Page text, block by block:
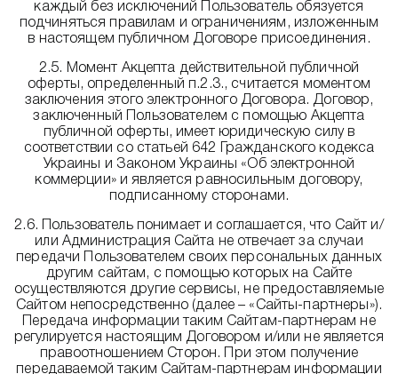
каждый без исключений Пользователь обязуется
подчиняться правилам и ограничениям, изложенным
в настоящем публичном Договоре присоединения.
2.5. Момент Акцепта действительной публичной
оферты, определенный п.2.3., считается моментом
заключения этого электронного Договора. Договор,
заключенный Пользователем с помощью Акцепта
публичной оферты, имеет юридическую силу в
соответствии со статьей 642 Гражданского кодекса
Украины и Законом Украины «Об электронной
коммерции» и является равносильным договору,
подписанному сторонами.
2.6. Пользователь понимает и соглашается, что Сайт и/
или Администрация Сайта не отвечает за случаи
передачи Пользователем своих персональных данных
другим сайтам, с помощью которых на Сайте
осуществляются другие сервисы, не предоставляемые
Сайтом непосредственно (далее – «Сайты-партнеры»).
Передача информации таким Сайтам-партнерам не
регулируется настоящим Договором и/или не является
правоотношением Сторон. При этом получение
передаваемой таким Сайтам-партнерам информации